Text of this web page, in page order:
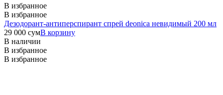
В избранное
В избранное
Дезодорант-антиперспирант спрей deonica невидимый 200 мл
29 000 сумВ корзину
В наличии
В избранное
В избранное